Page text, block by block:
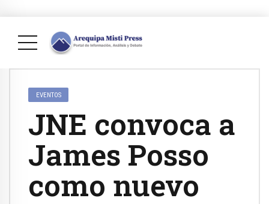
EVENTOS
JNE convoca a
James Posso
como nuevo